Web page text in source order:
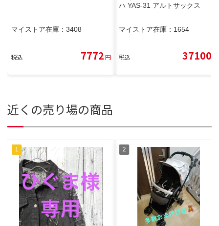
マイストア在庫： 3408
税込 7772円
ハ YAS-31 アルトサックス
マイストア在庫： 1654
税込 37100
近くの売り場の商品